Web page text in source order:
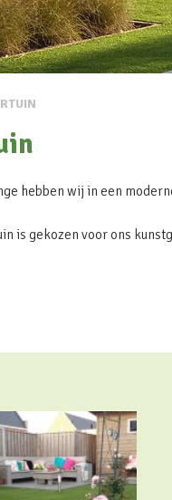
hebben wij in een
is gekozen voor ons